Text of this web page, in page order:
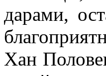
дарами,
Хан